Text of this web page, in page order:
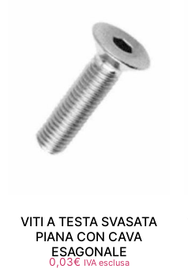
VITI A TESTA SVASATA
PIANA CON CAVA
ESAGONALE
0,03€ IVA esclusa